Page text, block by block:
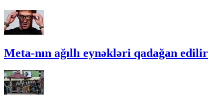
Meta-nın ağıllı eynəkləri qadağan edilir